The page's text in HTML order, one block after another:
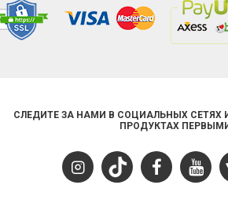
СЛЕДИТЕ ЗА НАМИ В СОЦИАЛЬНЫХ СЕТЯХ
ПРОДУКТАХ